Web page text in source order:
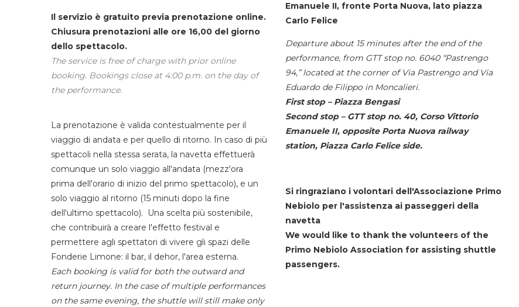
Il servizio è gratuito previa prenotazione online.
Chiusura prenotazioni alle ore 16,00 del giorno
dello spettacolo.
The service is free of charge with prior online
booking. Bookings close at 4:00 p.m. on the day of
the performance.
La prenotazione è valida contestualmente per il
viaggio di andata e per quello di ritorno. In caso di più
spettacoli nella stessa serata, la navetta effettuerà
comunque un solo viaggio all'andata (mezz'ora
prima dell'orario di inizio del primo spettacolo), e un
solo viaggio al ritorno (15 minuti dopo la fine
dell'ultimo spettacolo). Una scelta più sostenibile,
che contribuirà a creare l'effetto festival e
permettere agli spettatori di vivere gli spazi delle
Fonderie Limone: il bar, il dehor, l'area esterna.
Each booking is valid for both the outward and
return journey. In the case of multiple performances
on the same evening, the shuttle will still make only
Emanuele II, fronte Porta Nuova, lato piazza
Carlo Felice
Departure about 15 minutes after the end of the
performance, from GTT stop no. 6040 “Pastrengo
94,” located at the corner of Via Pastrengo and Via
Eduardo de Filippo in Moncalieri.
First stop – Piazza Bengasi
Second stop – GTT stop no. 40, Corso Vittorio
Emanuele II, opposite Porta Nuova railway
station, Piazza Carlo Felice side.
Si ringraziano i volontari dell'Associazione Primo
Nebiolo per l'assistenza ai passeggeri della
navetta
We would like to thank the volunteers of the
Primo Nebiolo Association for assisting shuttle
passengers.